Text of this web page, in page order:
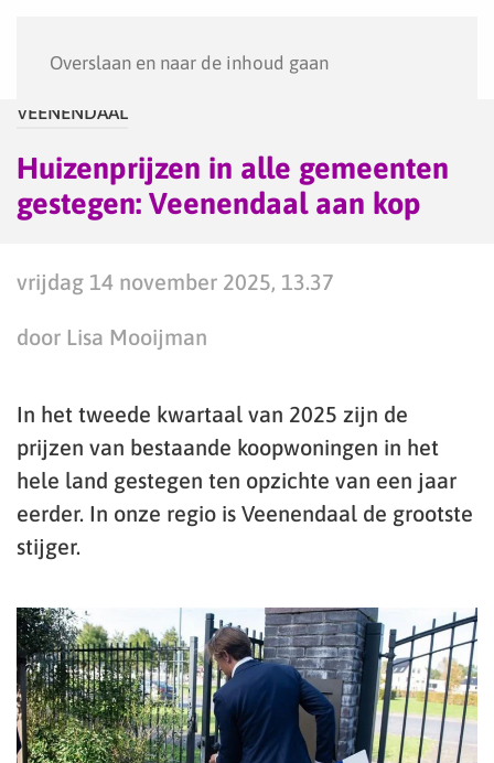
Overslaan en naar de inhoud gaan
VEENENDAAL
Huizenprijzen in alle gemeenten
gestegen: Veenendaal aan kop
vrijdag 14 november 2025, 13.37
door Lisa Mooijman
In het tweede kwartaal van 2025 zijn de
prijzen van bestaande koopwoningen in het
hele land gestegen ten opzichte van een jaar
eerder. In onze regio is Veenendaal de grootste
stijger.